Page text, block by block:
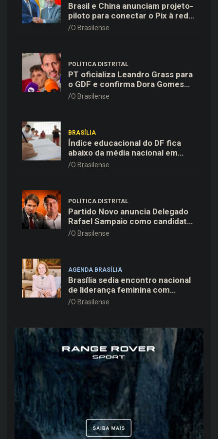
Brasil e China anunciam projeto-
piloto para conectar o Pix à rede
de pagamentos chinesa
O Brasilense
POLÍTICA DISTRITAL
PT oficializa Leandro Grass para
o GDF e confirma Dora Gomes
como vice na chapa majoritária
O Brasilense
BRASÍLIA
Índice educacional do DF fica
abaixo da média nacional em
todas as etapas de ensino,
O Brasilense
POLÍTICA DISTRITAL
Partido Novo anuncia Delegado
Rafael Sampaio como candidato
a vice-governador na chapa de
O Brasilense
AGENDA BRASÍLIA
Brasília sedia encontro nacional
de liderança feminina com
Janete Vaz, Carla Fonseca e
O Brasilense